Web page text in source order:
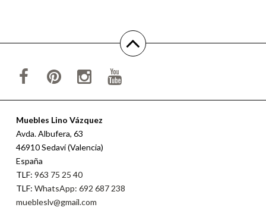
Muebles Lino Vázquez
Avda. Albufera, 63
46910 Sedaví (Valencia)
España
TLF: 963 75 25 40
TLF: WhatsApp: 692 687 238
muebleslv@gmail.com